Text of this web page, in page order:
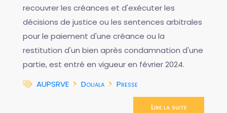
recouvrer les créances et d'exécuter les
décisions de justice ou les sentences arbitrales
pour le paiement d'une créance ou la
restitution d'un bien après condamnation d'une
partie, est entré en vigueur en février 2024.
AUPSRVE
Douala Presse
Lire la suite